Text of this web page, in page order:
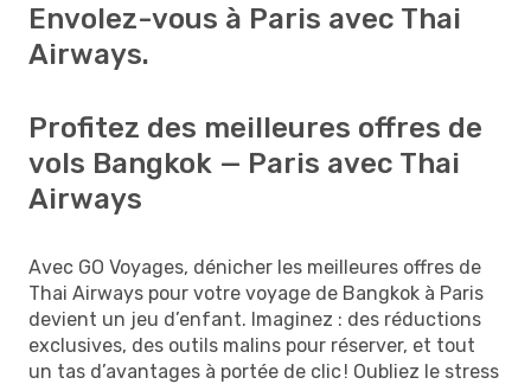
Envolez-vous à Paris avec Thai
Airways.
Profitez des meilleures offres de
vols Bangkok — Paris avec Thai
Airways
Avec GO Voyages, dénicher les meilleures offres de
Thai Airways pour votre voyage de Bangkok à Paris
devient un jeu d’enfant. Imaginez : des réductions
exclusives, des outils malins pour réserver, et tout
un tas d’avantages à portée de clic ! Oubliez le stress